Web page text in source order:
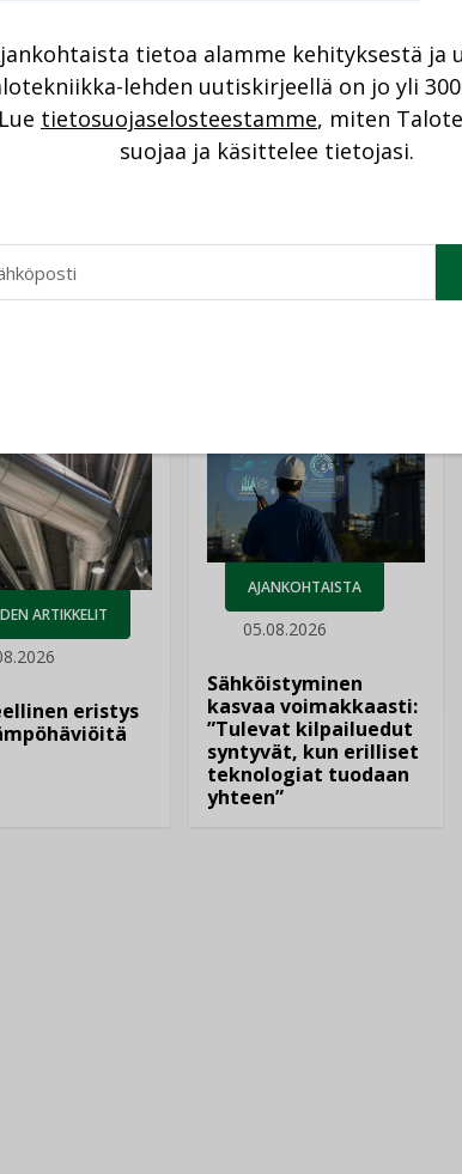
28 uusmaalaista yritystä.
2008
ARTIKKELIT
eristys
AJANKOHTAISTA
05.08.2026
Sähköistyminen
kasvaa voimakkaasti:
”Tulevat kilpailuedut
syntyvät, kun erilliset
teknologiat tuodaan
yhteen”
tietoa alamme kehityksestä ja
lehden uutiskirjeellä on jo yli
Lue tietosuojaselosteestamme, miten
suojaa ja käsittelee tietojasi.